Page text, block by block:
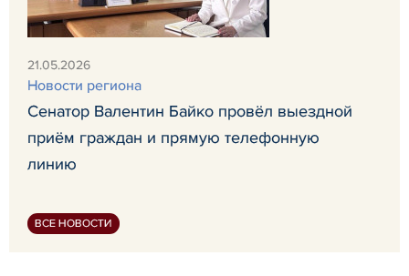
21.05.2026
Новости региона
Сенатор Валентин Байко провёл выездной
приём граждан и прямую телефонную
линию
ВСЕ НОВОСТИ